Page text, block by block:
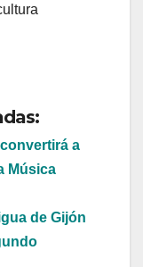
a
Música
de Gijón